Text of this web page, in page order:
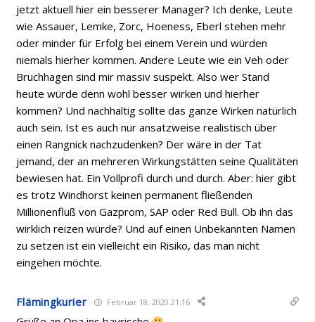
jetzt aktuell hier ein besserer Manager? Ich denke, Leute
wie Assauer, Lemke, Zorc, Hoeness, Eberl stehen mehr
oder minder für Erfolg bei einem Verein und würden
niemals hierher kommen. Andere Leute wie ein Veh oder
Bruchhagen sind mir massiv suspekt. Also wer Stand
heute würde denn wohl besser wirken und hierher
kommen? Und nachhaltig sollte das ganze Wirken natürlich
auch sein. Ist es auch nur ansatzweise realistisch über
einen Rangnick nachzudenken? Der wäre in der Tat
jemand, der an mehreren Wirkungstätten seine Qualitäten
bewiesen hat. Ein Vollprofi durch und durch. Aber: hier gibt
es trotz Windhorst keinen permanent fließenden
Millionenfluß von Gazprom, SAP oder Red Bull. Ob ihn das
wirklich reizen würde? Und auf einen Unbekannten Namen
zu setzen ist ein vielleicht ein Risiko, das man nicht
eingehen möchte.
Flämingkurier Februar 18, 2020 21:16